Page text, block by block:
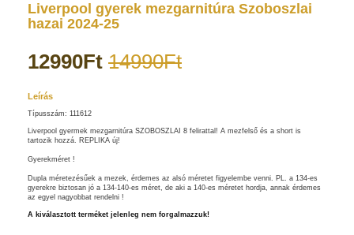
Liverpool gyerek mezgarnitúra Szoboszlai
hazai 2024-25
12990Ft 14990Ft
Leírás
Típusszám: 111612
Liverpool gyermek mezgarnitúra SZOBOSZLAI 8 felirattal! A mezfelső és a short is
tartozik hozzá. REPLIKA új!
Gyerekméret !
Dupla méretezésűek a mezek, érdemes az alsó méretet figyelembe venni. PL. a 134-es
gyerekre biztosan jó a 134-140-es méret, de aki a 140-es méretet hordja, annak érdemes
az egyel nagyobbat rendelni !
A kiválasztott terméket jelenleg nem forgalmazzuk!